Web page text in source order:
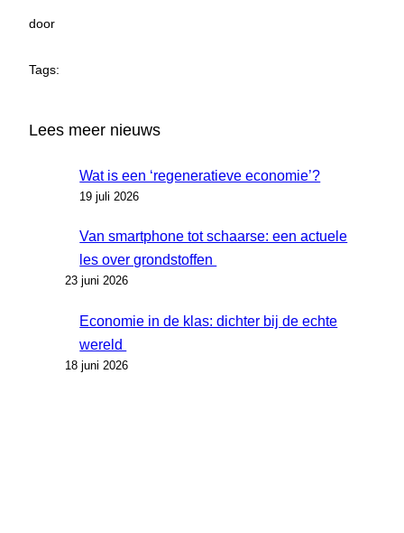
door
Tags:
Lees meer nieuws
Wat is een ‘regeneratieve economie’?
19 juli 2026
Van smartphone tot schaarse: een actuele
les over grondstoffen
23 juni 2026
Economie in de klas: dichter bij de echte
wereld
18 juni 2026